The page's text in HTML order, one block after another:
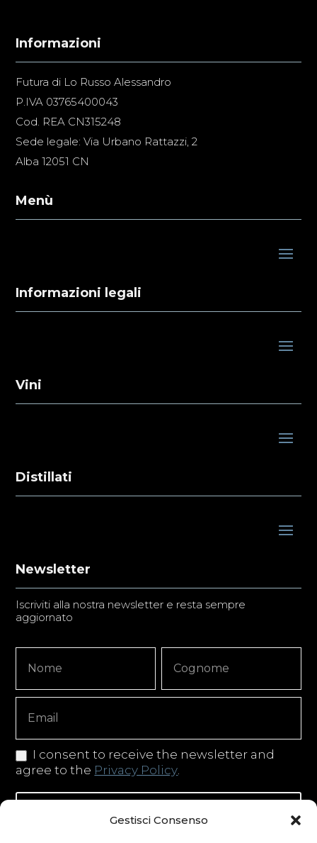
Gestisci Consenso
Informazioni
Futura di Lo Russo Alessandro
P.IVA 03765400043
Cod. REA CN315248
Sede legale: Via Urbano Rattazzi, 2
Alba 12051 CN
Menù
Informazioni legali
Vini
Distillati
Newsletter
Iscriviti alla nostra newsletter e resta sempre
aggiornato
Signup
Copy
I consent to receive the newsletter and
agree to the Privacy Policy.
Iscriviti alla newsletter